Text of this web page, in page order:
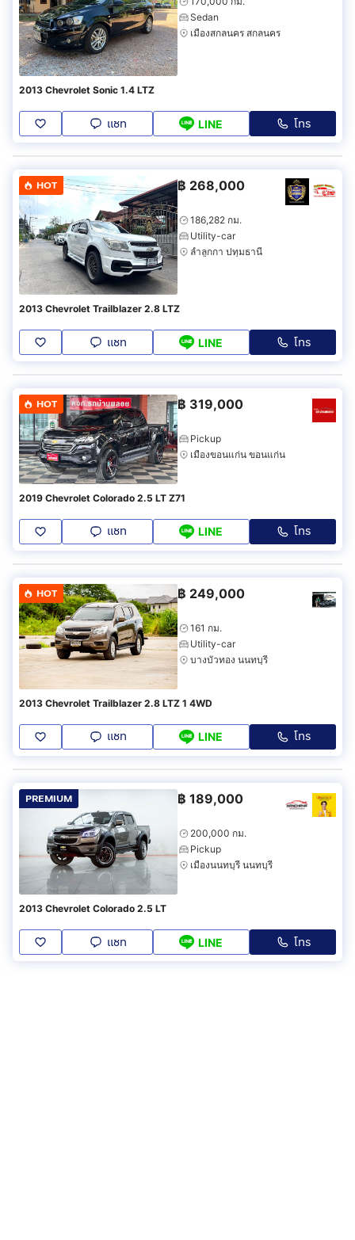
Sedan
เมืองสกลนคร สกลนคร
2013 Chevrolet Sonic 1.4 LTZ
แชท LINE โทร
HOT ฿ 268,000
186,282 กม.
Utility-car
ลำลูกกา ปทุมธานี
2013 Chevrolet Trailblazer 2.8 LTZ
แชท LINE โทร
HOT ฿ 319,000
Pickup
เมืองขอนแก่น ขอนแก่น
2019 Chevrolet Colorado 2.5 LT Z71
แชท LINE โทร
HOT ฿ 249,000
161 กม.
Utility-car
บางบัวทอง นนทบุรี
2013 Chevrolet Trailblazer 2.8 LTZ 1 4WD
แชท LINE โทร
PREMIUM ฿ 189,000
200,000 กม.
Pickup
เมืองนนทบุรี นนทบุรี
2013 Chevrolet Colorado 2.5 LT
แชท LINE โทร